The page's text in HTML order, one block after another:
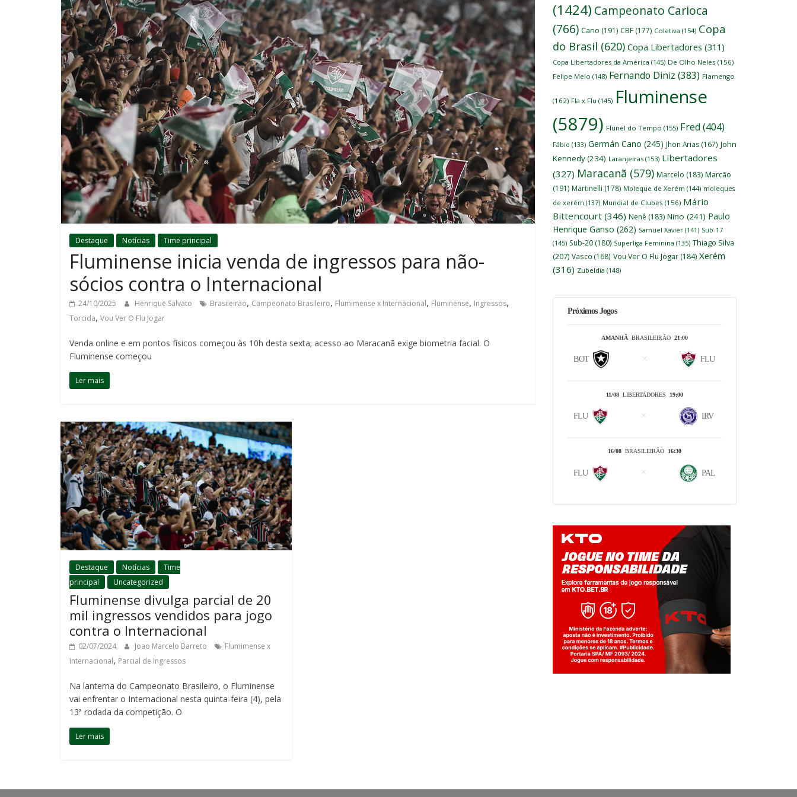
Destaque Notícias Time principal
Fluminense inicia venda de ingressos para não-
sócios contra o Internacional
24/10/2025 Henrique Salvato Brasileirão, Campeonato Brasileiro, Flumimense x Internacional, Fluminense, Ingressos,
Torcida, Vou Ver O Flu Jogar
Venda online e em pontos físicos começou às 10h desta sexta; acesso ao Maracanã exige biometria facial. O
Fluminense começou
Ler mais
Destaque Notícias
Time
principal
Uncategorized
Fluminense divulga parcial de 20
mil ingressos vendidos para jogo
contra o Internacional
02/07/2024 Joao Marcelo Barreto
Flumimense x
Internacional, Parcial de Ingressos
Na lanterna do Campeonato Brasileiro, o Fluminense
vai enfrentar o Internacional nesta quinta-feira (4), pela
13ª rodada da competição. O
Ler mais
(1424) Campeonato Carioca
(766) Cano (191) CBF (177) Coletiva (154) Copa
do Brasil (620) Copa Libertadores (311)
Copa Libertadores da América (145) De Olho Neles (156)
Felipe Melo (148) Fernando Diniz (383) Flamengo
(162) Fla x Flu (145) Fluminense
(5879) Flunel do Tempo (155) Fred (404)
Fábio (133) Germán Cano (245) Jhon Arias (167) John
Kennedy(234) Laranjeiras (153) Libertadores
(327) Maracanã (579) Marcelo (183) Marcão
(191) Martinelli (178) Moleque de Xerém (144) moleques
de xerém (137) Mundial de Clubes (156) Mário
Bittencourt (346) Nenê (183) Nino (241) Paulo
Henrique Ganso (262) Samuel Xavier (141) Sub-17
(145) Sub-20 (180) Superliga Feminina (135) Thiago Silva
(207) Vasco (168) Vou Ver O Flu Jogar (184) Xerém
(316) Zubeldía (148)
Próximos Jogos
AMANHÃ BRASILEIRÃO 21:00
BOT FLU
11/08 LIBERTADORES 19:00
FLU IRV
16/08 BRASILEIRÃO 16:30
FLU PAL
Jogue com responsabilidade. 18+